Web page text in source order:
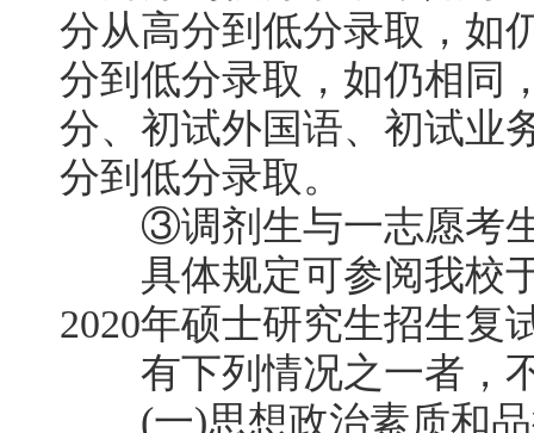
分从高分到低分录取，如
分到低分录取，如仍相同
分、初试外国语、初试业
分到低分录取。
③调剂生与一志愿考生
具体规定可参阅我校于
2020年硕士研究生招生复
有下列情况之一者，
(一)思想政治素质和品